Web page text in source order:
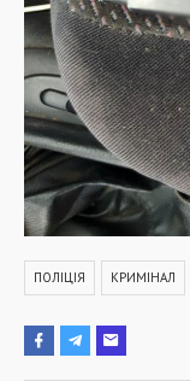
ПОЛІЦІЯ КРИМІНАЛ